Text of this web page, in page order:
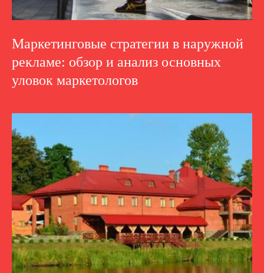
Маркетинговые стратегии в наружной
рекламе: обзор и анализ основных
уловок маркетологов